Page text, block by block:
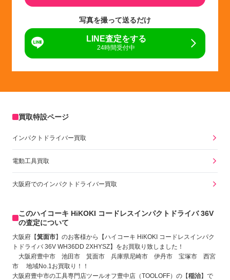
写真を撮って送るだけ
LINE査定をする
24時間受付中
買取特設ページ
インパクトドライバー買取
電動工具買取
大阪府でのインパクトドライバー買取
このハイコーキ HiKOKI コードレスインパクトドライバ 36V
の査定について
大阪府【箕面市】のお客様から【ハイコーキ HiKOKI コードレスインパク
トドライバ 36V WH36DD 2XHYSZ】をお買取り致しました！
大阪府豊中市 池田市 箕面市 兵庫県尼崎市 伊丹市 宝塚市 西宮
市 地域No.1お買取り！！
大阪府豊中市の工具専門店ツールオフ豊中店（TOOLOFF）の【稲治】で